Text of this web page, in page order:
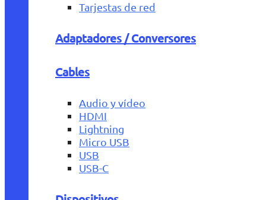
Tarjestas de red
Adaptadores / Conversores
Cables
Audio y vídeo
HDMI
Lightning
Micro USB
USB
USB-C